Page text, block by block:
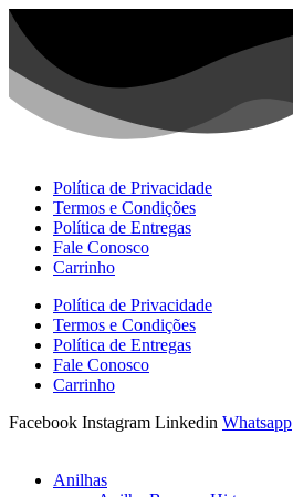
Ir
para
conteúdo
Política de Privacidade
Termos e Condições
Política de Entregas
Fale Conosco
Carrinho
Política de Privacidade
Termos e Condições
Política de Entregas
Fale Conosco
Carrinho
Facebook Instagram Linkedin Whatsapp
Anilhas